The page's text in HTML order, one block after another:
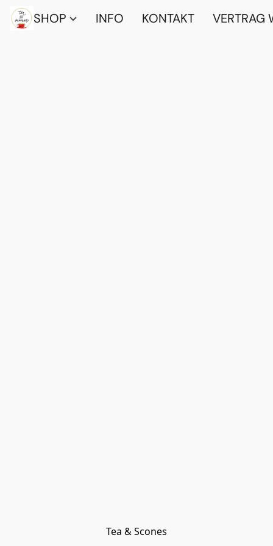
SHOP INFO KONTAKT VERTRAG
Tea & Scones